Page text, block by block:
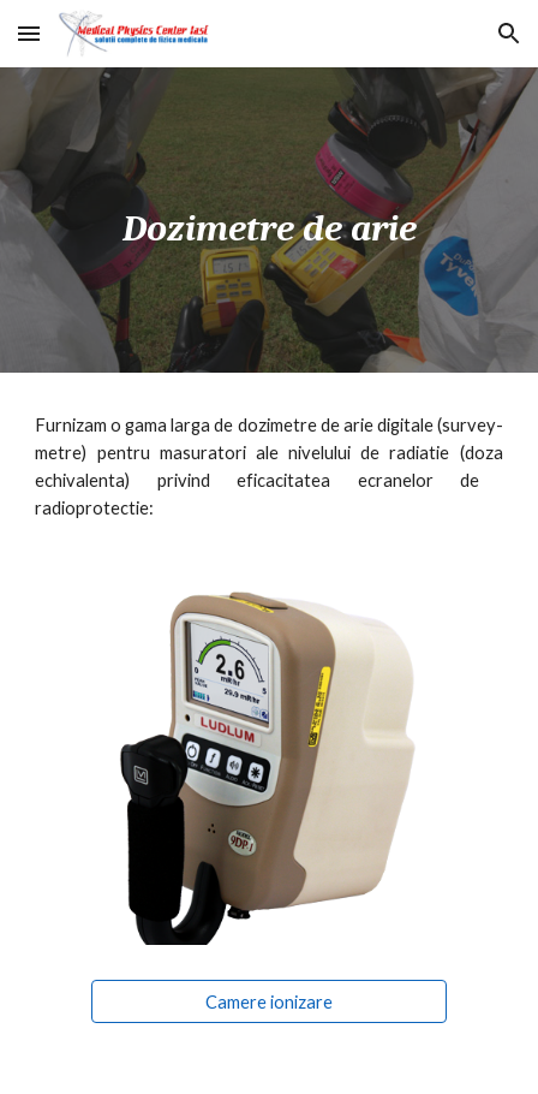
Skip to main content Skip to navigation
Dozimetrede arie
Furnizam o gama larga de dozimetre de ariedigitale(survey-
metre) pentru masuratori ale nivelului de radiatie (doza
echivalenta)
privind eficacitatea ecranelor de
radioprotectie:
Camere ionizare